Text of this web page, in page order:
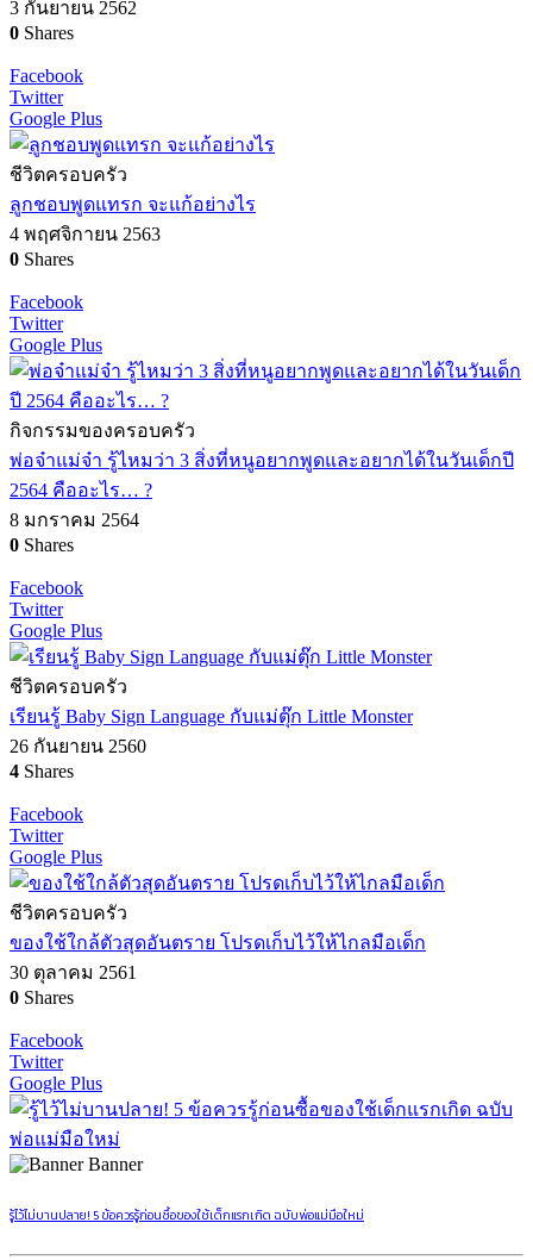
3 กันยายน 2562
0 Shares
Facebook
Twitter
Google Plus
ชีวิตครอบครัว
ลูกชอบพูดแทรก จะแก้อย่างไร
4 พฤศจิกายน 2563
0 Shares
Facebook
Twitter
Google Plus
กิจกรรมของครอบครัว
พ่อจ๋าแม่จ๋า รู้ไหมว่า 3 สิ่งที่หนูอยากพูดและอยากได้ในวันเด็กปี
2564 คืออะไร… ?
8 มกราคม 2564
0 Shares
Facebook
Twitter
Google Plus
ชีวิตครอบครัว
เรียนรู้ Baby Sign Language กับแม่ตุ๊ก Little Monster
26 กันยายน 2560
4 Shares
Facebook
Twitter
Google Plus
ชีวิตครอบครัว
ของใช้ใกล้ตัวสุดอันตราย โปรดเก็บไว้ให้ไกลมือเด็ก
30 ตุลาคม 2561
0 Shares
Facebook
Twitter
Google Plus
Banner
รู้ไว้ไม่บานปลาย! 5 ข้อควรรู้ก่อนซื้อของใช้เด็กแรกเกิด ฉบับพ่อแม่มือใหม่